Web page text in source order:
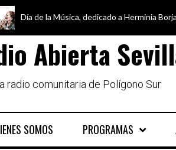
Día de la Música, dedicado a Herminia Borja
Educar en igualdad, para un futuro sin
Esta semana disfruta de oferta cultural en
Igualando al Sur, el cuidado y la limpieza
Abierta
radio comunitaria de Polígono Sur
SOMOS PROGRAMAS